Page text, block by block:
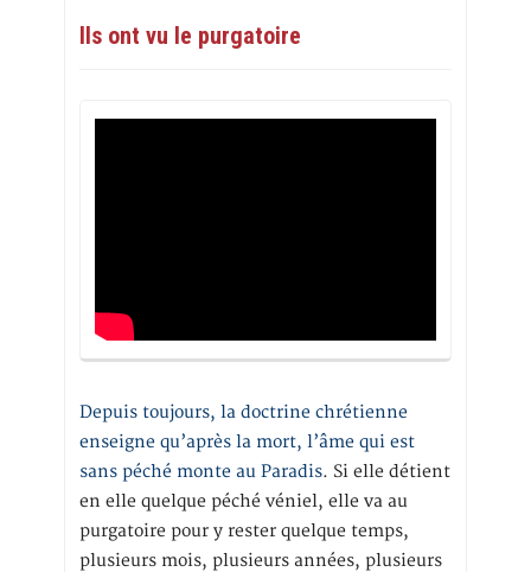
Ils ont vu le purgatoire
Depuis toujours, la doctrine chrétienne
enseigne qu’après la mort, l’âme qui est
sans péché monte au Paradis. Si elle détient
en elle quelque péché véniel, elle va au
purgatoire pour y rester quelque temps,
plusieurs mois, plusieurs années, plusieurs